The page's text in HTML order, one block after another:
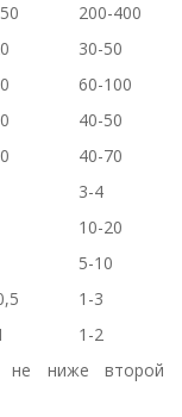
200-400
30-50
60-100
40-50
40-70
3-4
10-20
5-10
1-3
1-2
не ниже второй